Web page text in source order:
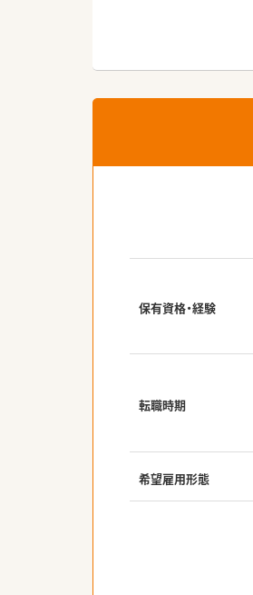
保有資格・経験
転職時期
希望雇用形態